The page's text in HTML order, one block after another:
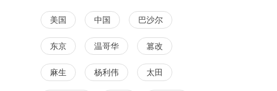
美国 中国 巴沙尔
东京 温哥华 篡改
麻生 杨利伟 太田